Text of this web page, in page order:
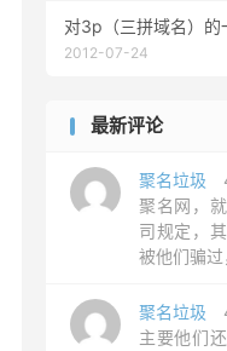
对3p（三拼域名）的
2012-07-24
最新评论
聚名垃圾
聚名网，
司规定，
被他们骗过
聚名垃圾
主要他们